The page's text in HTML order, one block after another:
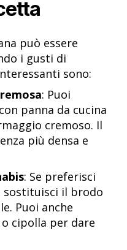
può essere
i gusti di
sono:
: Puoi
panna da cucina
cremoso. Il
più densa e
: Se preferisci
sostituisci il brodo
Puoi anche
cipolla per dare